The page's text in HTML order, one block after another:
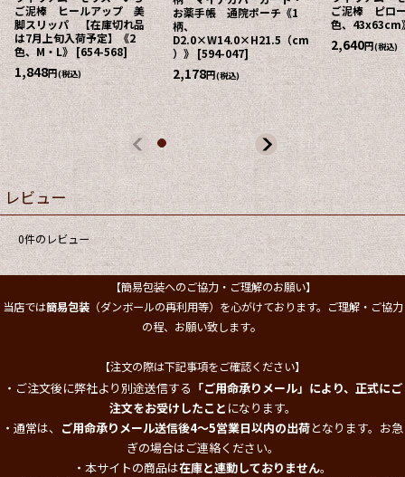
ご泥棒 ヒールアップ 美
脚スリッパ 【在庫切れ品
は7月上旬入荷予定】《2
色、M・L》[654-568]
1,848円(税込)
お薬手帳 通院ポーチ《1
柄、
D2.0×W14.0×H21.5（cm
）》 [594-047]
2,178円(税込)
ご泥棒 ピロ
色、43x63cm
2,640円(税込)
レビュー
0件のレビュー
【簡易包装へのご協力・ご理解のお願い】
当店では簡易包装（ダンボールの再利用等）を心がけております。ご理解・ご協力
の程、お願い致します。
【注文の際は下記事項をご確認ください】
・ご注文後に弊社より別途送信する 「ご用命承りメール」により、正式にご
注文をお受けしたこと になります。
・通常は、 ご用命承りメール送信後4～5営業日以内の出荷となります。お急
ぎの場合はご連絡ください。
・本サイトの商品は在庫と連動しておりません。